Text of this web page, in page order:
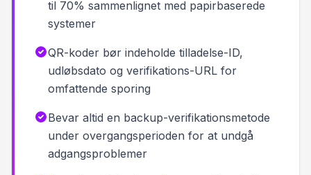
til 70% sammenlignet med papirbaserede
systemer
QR-koder bør indeholde tilladelse-ID,
udløbsdato og verifikations-URL for
omfattende sporing
Bevar altid en backup-verifikationsmetode
under overgangsperioden for at undgå
adgangsproblemer